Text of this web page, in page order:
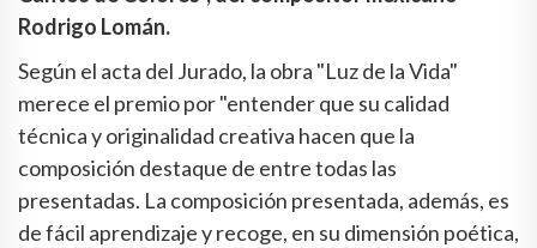
Rodrigo Lomán.
Según el acta del Jurado, la obra "Luz de la Vida"
merece el premio por "entender que su calidad
técnica y originalidad creativa hacen que la
composición destaque de entre todas las
presentadas. La composición presentada, además, es
de fácil aprendizaje y recoge, en su dimensión poética,